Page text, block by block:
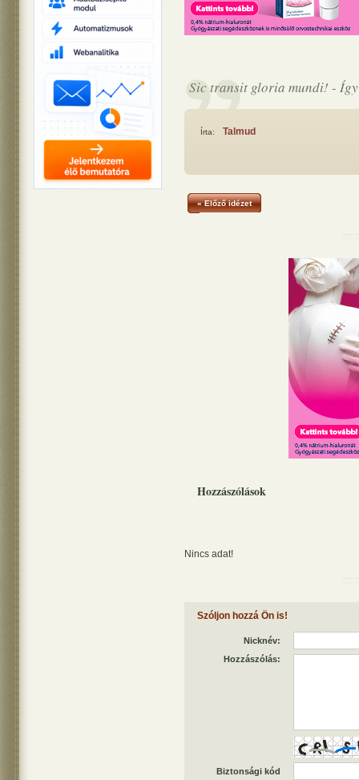
Sic transit gloria mundi! -
Írta: Talmud
« Előző idézet
Hozzászólások
Nincs adat!
Szóljon hozzá Ön is!
Nicknév:
Hozzászólás:
Biztonsági kód